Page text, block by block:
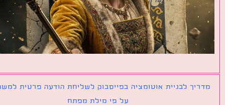
לבניית אוטומציה בפייסבוק לשליחת הודעה פרטית למשתמש
על פי מילת מפתח